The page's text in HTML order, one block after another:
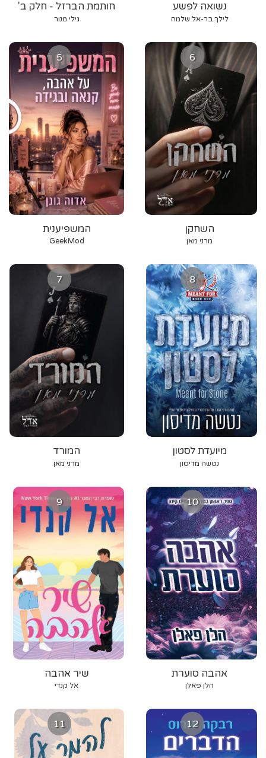
חותמת הברזל - חלק ב'
גילי מנור
נשואה לפשע
לילך בר-אל שלמה
5
המשפיענית
GeekMod
6
השחקן
מרני מאן
7
המורד
מרני מאן
8
מיועדת לסטון
נטשה מדיסון
9
שיר אהבה
אל קנדי
10
אהבה סוערת
הלן פאלן
11 12